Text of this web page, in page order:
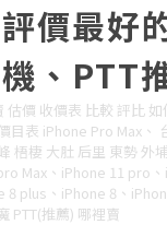
評價最
、PTT
價 收價表 比較 評比
目表 iPhone Pro Max
梧棲 大肚 后里 東勢
Max、iPhone 11 pro
8 plus、iPhone 8、
PTT(推薦) 哪裡賣